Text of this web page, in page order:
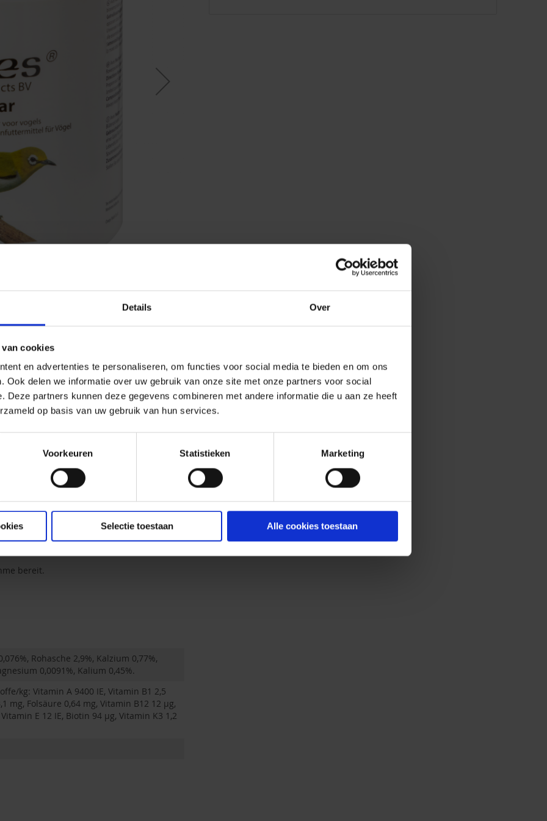
Details Over
cookies
en advertenties te personaliseren, om functies voor social media te bieden en om ons
Ook delen we informatie over uw gebruik van onze site met onze partners voor social
Deze partners kunnen deze gegevens combineren met andere informatie die u aan ze heeft
op basis van uw gebruik van hun services.
Voorkeuren Statistieken Marketing
Selectie toestaan Alle cookies toestaan
Honigsauger, Zuckervögel,
Flüssigfutter fressende Vögel.
Aves Nectar zu und mit einer Gabel
einen kompletten Futter Universeel A.
alle Vitamine, Mineralstoffe und
bereit.
Rohasche 2,9%, Kalzium 0,77%,
0,0091%, Kalium 0,45%.
kg: Vitamin A 9400 IE, Vitamin B1 2,5
mg, Folsäure 0,64 mg, Vitamin B12 12 µg,
E 12 IE, Biotin 94 µg, Vitamin K3 1,2